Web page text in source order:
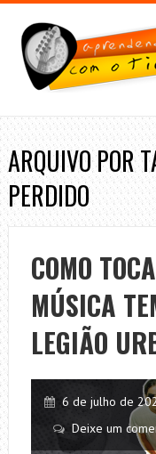
ARQUIVO POR
PERDIDO
COMO
MÚSICA
LEGIÃO
6 de julho de
Deixe um